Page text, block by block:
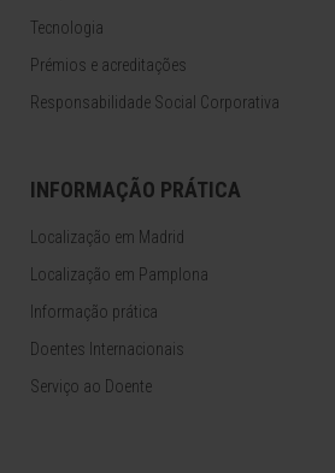
Tecnologia
Prémios e acreditações
Responsabilidade Social Corporativa
INFORMAÇÃO PRÁTICA
Localização em Madrid
Localização em Pamplona
Informação prática
Doentes Internacionais
Serviço ao Doente